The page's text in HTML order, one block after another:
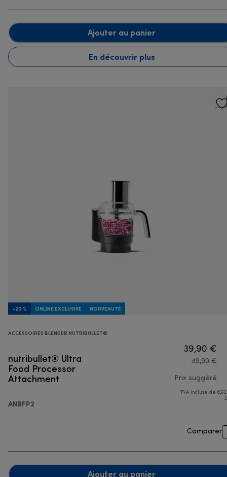
Ajouter au panier
En découvrir plus
-20 % ONLINE EXCLUSIVE NOUVEAUTÉ
ACCESSOIRES BLENDER NUTRIBULLET®
nutribullet® Ultra
Food Processor
Attachment
ANBFP2
39,90 €
49,90 €
Prix suggéré
TVA incluse de
Comparer
Ajouter au panier